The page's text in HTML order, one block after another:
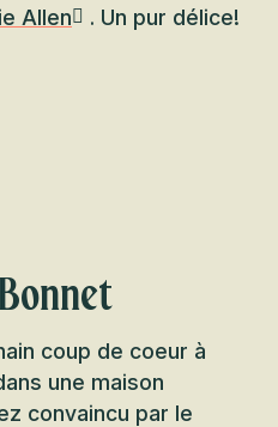
Allen . Un pur délice!
coup de coeur à
une maison
convaincu par le